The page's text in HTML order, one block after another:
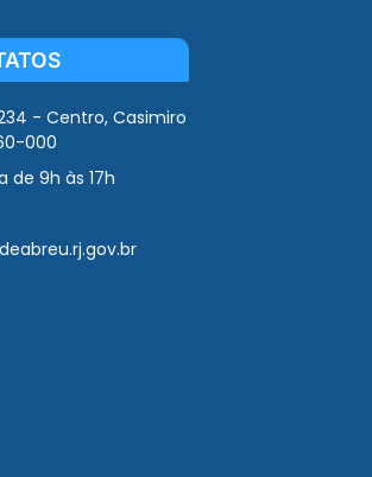
- Centro, Casimiro
000
de 9h às 17h